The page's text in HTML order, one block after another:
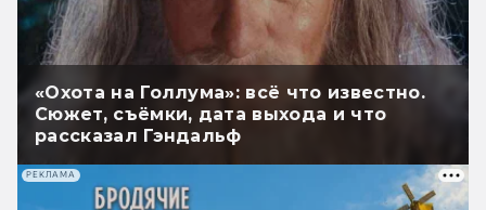
«Охота на Голлума»: всё что известно.
Сюжет, съёмки, дата выхода и что
рассказал Гэндальф
РЕКЛАМА